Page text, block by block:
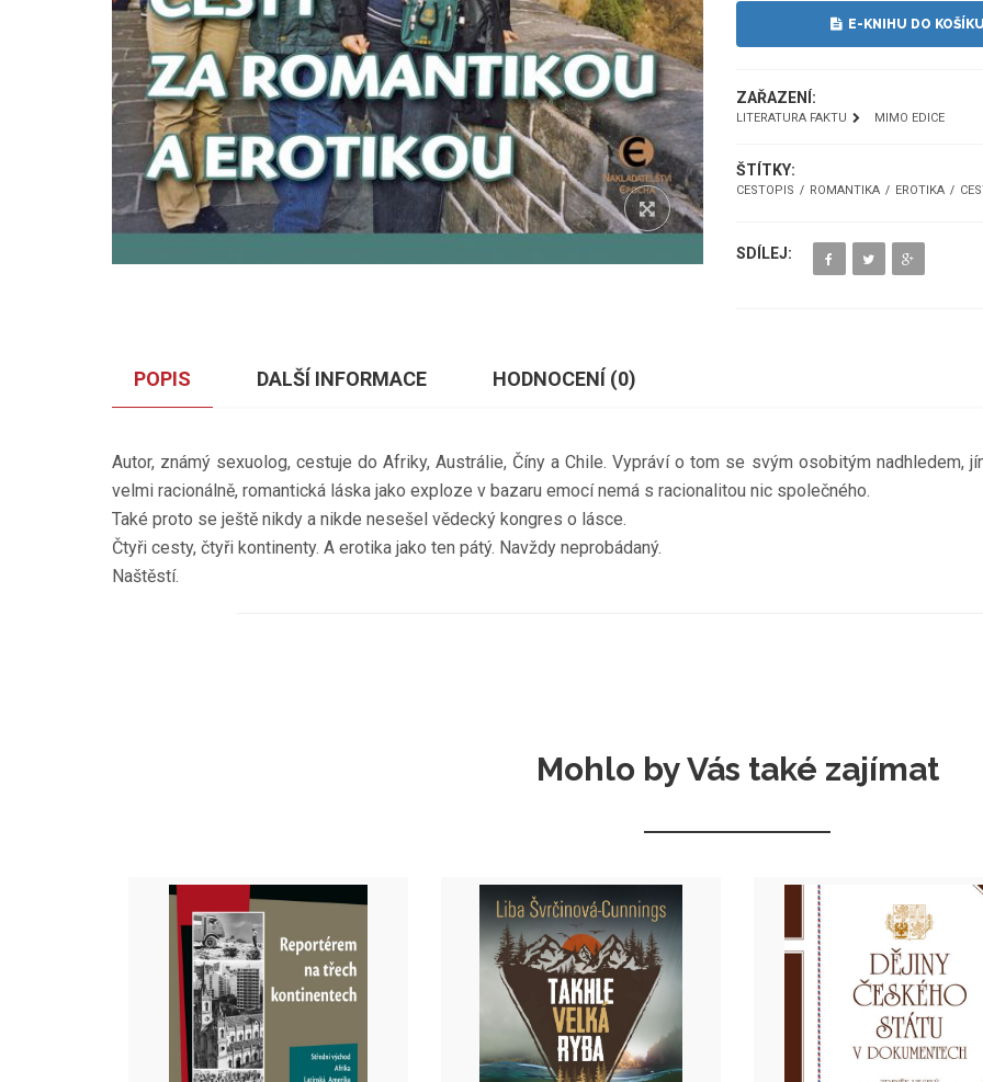
E-KNIHU DO
ZAŘAZENÍ:
LITERATURA FAKTU MIMO EDICE
ŠTÍTKY:
CESTOPIS ROMANTIKA EROTIKA
SDÍLEJ:
POPIS DALŠÍ INFORMACE HODNOCENÍ (0)
Autor, známý sexuolog, cestuje do Afriky, Austrálie, Číny a Chile. Vypráví o tom se svým osobitým nadhledem,
velmi racionálně, romantická láska jako exploze v bazaru emocí nemá s racionalitou nic společného.
Také proto se ještě nikdy a nikde nesešel vědecký kongres o lásce.
Čtyři cesty, čtyři kontinenty. A erotika jako ten pátý. Navždy neprobádaný.
Naštěstí.
Mohlo by Vás také zajímat